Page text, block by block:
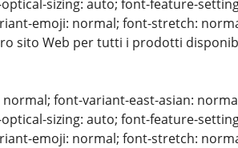
sizing: auto; font-feature-
emoji: normal; font-stretch:
sito Web per tutti i prodotti
font-variant-east-asian:
sizing: auto; font-feature-
emoji: normal; font-stretch: